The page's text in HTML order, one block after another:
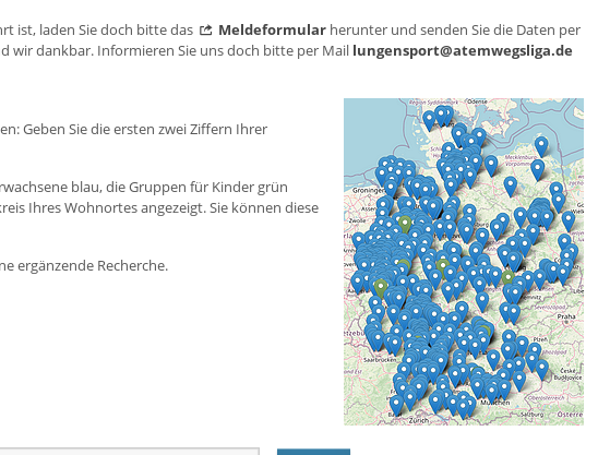
ist, laden Sie doch bitte das
Meldeformular herunter und senden Sie die Daten per
wir dankbar. Informieren Sie uns doch bitte per Mail lungensport@atemwegsliga.de
Geben Sie die ersten zwei Ziffern Ihrer
blau, die Gruppen für Kinder grün
Ihres Wohnortes angezeigt. Sie können diese
ergänzende Recherche.